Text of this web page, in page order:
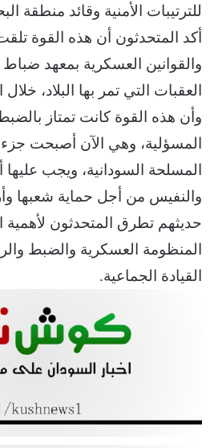
للترتيبات الأمنية وقائد منطقة
أكد المتحدثون أن هذه القوة
والقوانين العسكرية بمعهد
العقبات التي تمر بها البلاد،
وأن هذه القوة كانت تمتاز
المسؤلية، وهي الآن أصبحت جزء
المسلحة السودانية، ويجب عليها
والنفيس من أجل حماية شعبها
حديثهم تطرق المتحدثون
المنظومة العسكرية والضبط
القيادة الجماعية.